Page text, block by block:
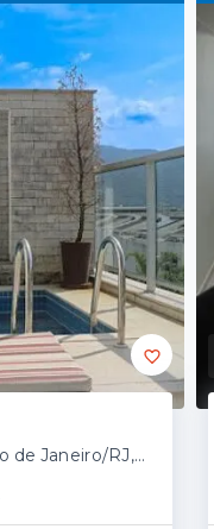
Recreio dos Bandeirantes - Rio de Janeiro/RJ, Zona Oeste